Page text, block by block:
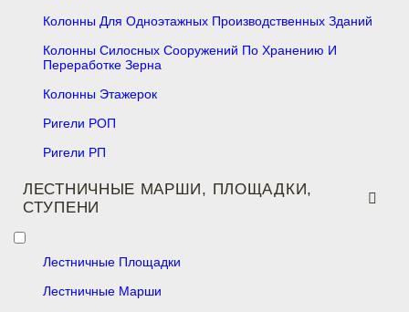
Колонны Для Одноэтажных Производственных Зданий
Колонны Силосных Сооружений По Хранению И
Переработке Зерна
Колонны Этажерок
Ригели РОП
Ригели РП
ЛЕСТНИЧНЫЕ МАРШИ, ПЛОЩАДКИ,
СТУПЕНИ
Лестничные Площадки
Лестничные Марши